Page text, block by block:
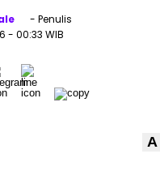
- Penulis
- 00:33 WIB
A